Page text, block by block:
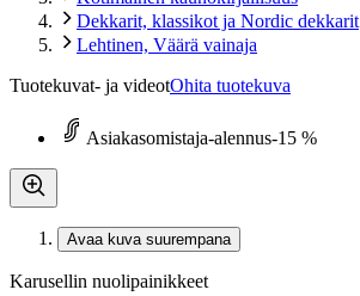
Dekkarit, klassikot ja Nordic dekkarit
Lehtinen, Väärä vainaja
Tuotekuvat- ja videotOhita tuotekuva
Asiakasomistaja-alennus-15 %
Avaa kuva suurempana
Karusellin nuolipainikkeet